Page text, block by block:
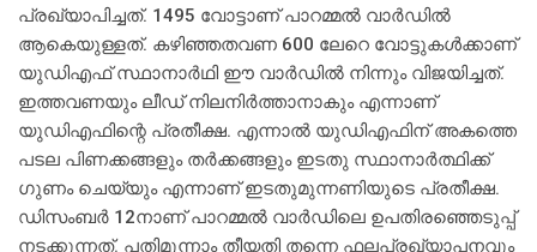
പ്രഖ്യാപിച്ചത്. 1495 വോട്ടാണ് പാറമ്മല്‍ വാര്‍ഡില്‍
ആകെയുള്ളത്. കഴിഞ്ഞതവണ 600 ലേറെ വോട്ടുകള്‍ക്കാണ്
യുഡിഎഫ് സ്ഥാനാര്‍ഥി ഈ വാര്‍ഡില്‍ നിന്നും വിജയിച്ചത്.
ഇത്തവണയും ലീഡ് നിലനിര്‍ത്താനാകും എന്നാണ്
യുഡിഎഫിന്റെ പ്രതീക്ഷ. എന്നാല്‍ യുഡിഎഫിന് അകത്തെ
പടല പിണക്കങ്ങളും തര്‍ക്കങ്ങളും ഇടതു സ്ഥാനാര്‍ത്ഥിക്ക്
ഗുണം ചെയ്യും എന്നാണ് ഇടതുമുന്നണിയുടെ പ്രതീക്ഷ.
ഡിസംബര്‍ 12നാണ് പാറമ്മല്‍ വാര്‍ഡിലെ ഉപതിരഞ്ഞെടുപ്പ്
നടക്കുന്നത്. പതിമൂന്നാം തീയതി തന്നെ ഫലപ്രഖ്യാപനവും